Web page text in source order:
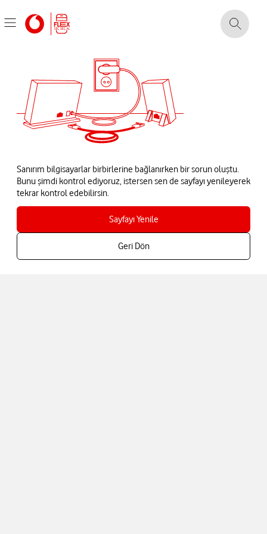
Sanırım bilgisayarlar birbirlerine bağlanırken bir sorun oluştu.
Bunu şimdi kontrol ediyoruz, istersen sen de sayfayı yenileyerek
tekrar kontrol edebilirsin.
Sayfayı Yenile
Geri Dön